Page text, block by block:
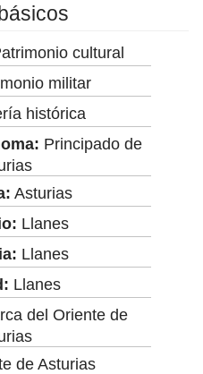
cultural
militar
histórica
Principado de
Asturias
Llanes
Llanes
Llanes
del Oriente de
de Asturias